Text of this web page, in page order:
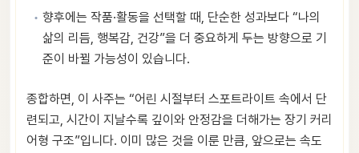
향후에는 작품·활동을 선택할 때, 단순한 성과보다 “나의
삶의 리듬, 행복감, 건강”을 더 중요하게 두는 방향으로 기
준이 바뀔 가능성이 있습니다.
종합하면, 이 사주는 “어린 시절부터 스포트라이트 속에서 단
련되고, 시간이 지날수록 깊이와 안정감을 더해가는 장기 커리
어형 구조”입니다. 이미 많은 것을 이룬 만큼, 앞으로는 속도